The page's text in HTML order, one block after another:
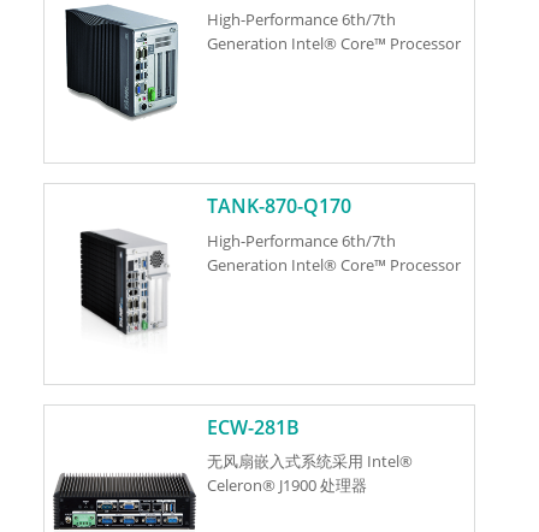
High-Performance 6th/7th
Generation Intel® Core™ Processor
TANK-870-Q170
High-Performance 6th/7th
Generation Intel® Core™ Processor
ECW-281B
无风扇嵌入式系统采用 Intel®
Celeron® J1900 处理器